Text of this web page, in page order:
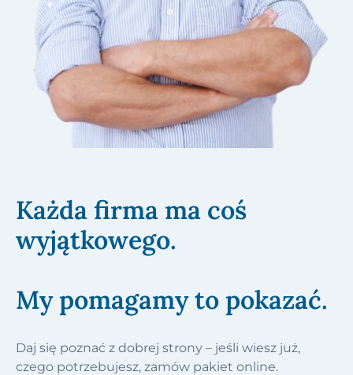
Każda firma ma coś
wyjątkowego.
My pomagamy to pokazać.
Daj się poznać z dobrej strony – jeśli wiesz już,
czego potrzebujesz, zamów pakiet online.